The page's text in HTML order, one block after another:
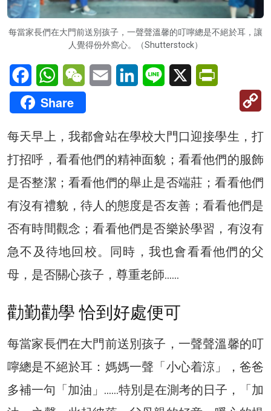
每當家長們在大門前送別孩子，一聲聲溫馨的叮嚀總是不絕於耳，讓
人覺得份外窩心。（Shutterstock）
FacebookWhatsAppWeChatEmail LinkedInLine X
Share
每天早上，我都會站在學校大門口迎接學生，打
打招呼，看看他們的精神面貌；看看他們的服飾
是否整潔；看看他們的舉止是否端莊；看看他們
有沒有禮貌，待人的態度是否友善；看看他們是
否有時間觀念；看看他們是否樂於學習，有沒有
急不及待地回校。同時，我也會看看他們的父
母，是否關心孩子，尊重老師……
勸勤勸學 恰到好處便可
每當家長們在大門前送別孩子，一聲聲溫馨的叮
嚀總是不絕於耳：媽媽一聲「小心着涼」，爸爸
多補一句「加油」……特別是在測考的日子，「加